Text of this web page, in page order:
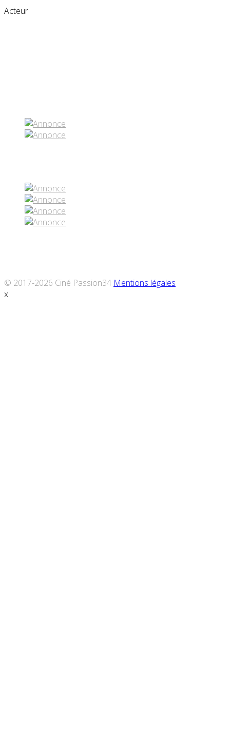
Acteur
© 2017-2026 Ciné Passion34 Mentions légales
x